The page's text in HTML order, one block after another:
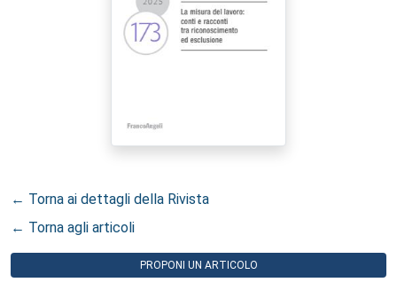
← Torna ai dettagli della Rivista
← Torna agli articoli
PROPONI UN ARTICOLO